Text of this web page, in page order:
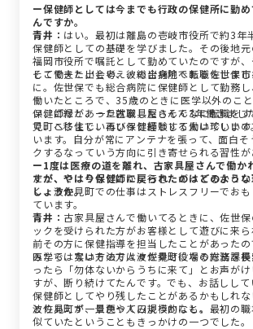
ー保健師としては今までも行政の保健所に勤
んですか。
青井： はい。最初は離島の壱岐市役所で約3年
保健師としての基礎を学びました。その後地元
福岡市役所で嘱託として勤めていたのですが
して働きたいと考え、総合病院へ転職をしま
そこで夫と出会い、彼の出身地である佐世保
に。佐世保でも総合病院に保健師として勤務
働いたところで、35歳のときに医学以外のこ
い、ご縁があった古家具屋さんで3年働きまし
見町へ移住し、再び保健師として働いています
保健師だと、一旦就職したらそんなに転職を
で、ここまでいろいろと経験する人は珍しい
います。自分が常にアンテナを張って、面白そ
クするなっていう方向に引き寄せられる習性が
ただ、では今もどこかに行きたがってるかと
く、波佐見町での仕事はストレスフリーでお
ています。
ー1度は医療の道を離れ、古家具屋さんで働か
すが、やはり保健師に戻られたのはどのよう
しょうか。
青井： 古家具屋さんで働いてるときに、佐世
ックを受けられた方がお客様として遊びに来
前その方に保健指導を担当したことがあった
みたら、実はその方は波佐見町役場の総務課
医学ではない方法で人々が幸せになる方法を
ったら「勿体ないからうちに来て」とお声が
すが、断り続けてたんです。でも、お話しし
保健師としてやり残したことがあるかもしれな
とりあえず一旦戻ってみようかなと。
波佐見町が、景色や人口規模的にも、最初の
似ていたということもきっかけの一つでした。